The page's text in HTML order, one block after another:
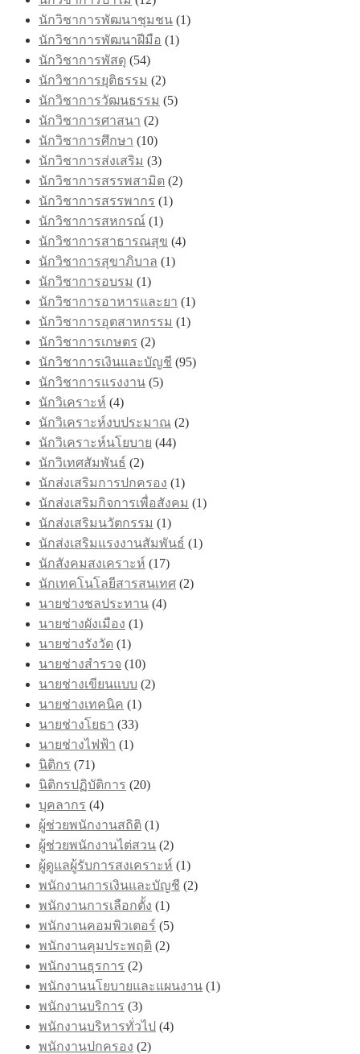
นักวิชาการพัฒนาชุมชน (1)
นักวิชาการพัฒนาฝีมือ (1)
นักวิชาการพัสดุ (54)
นักวิชาการยุติธรรม (2)
นักวิชาการวัฒนธรรม (5)
นักวิชาการศาสนา (2)
นักวิชาการศึกษา (10)
นักวิชาการส่งเสริม (3)
นักวิชาการสรรพสามิต (2)
นักวิชาการสรรพากร (1)
นักวิชาการสหกรณ์ (1)
นักวิชาการสาธารณสุข (4)
นักวิชาการสุขาภิบาล (1)
นักวิชาการอบรม (1)
นักวิชาการอาหารและยา (1)
นักวิชาการอุตสาหกรรม (1)
นักวิชาการเกษตร (2)
นักวิชาการเงินและบัญชี (95)
นักวิชาการแรงงาน (5)
นักวิเคราะห์ (4)
นักวิเคราะห์งบประมาณ (2)
นักวิเคราะห์นโยบาย (44)
นักวิเทศสัมพันธ์ (2)
นักส่งเสริมการปกครอง (1)
นักส่งเสริมกิจการเพื่อสังคม (1)
นักส่งเสริมนวัตกรรม (1)
นักส่งเสริมแรงงานสัมพันธ์ (1)
นักสังคมสงเคราะห์ (17)
นักเทคโนโลยีสารสนเทศ (2)
นายช่างชลประทาน (4)
นายช่างผังเมือง (1)
นายช่างรังวัด (1)
นายช่างสำรวจ (10)
นายช่างเขียนแบบ (2)
นายช่างเทคนิค (1)
นายช่างโยธา (33)
นายช่างไฟฟ้า (1)
นิติกร (71)
นิติกรปฏิบัติการ (20)
บุคลากร (4)
ผู้ช่วยพนักงานสถิติ (1)
ผู้ช่วยพนักงานไต่สวน (2)
ผู้ดูแลผู้รับการสงเคราะห์ (1)
พนักงานการเงินและบัญชี (2)
พนักงานการเลือกตั้ง (1)
พนักงานคอมพิวเตอร์ (5)
พนักงานคุมประพฤติ (2)
พนักงานธุรการ (2)
พนักงานนโยบายและแผนงาน (1)
พนักงานบริการ (3)
พนักงานบริหารทั่วไป (4)
พนักงานปกครอง (2)